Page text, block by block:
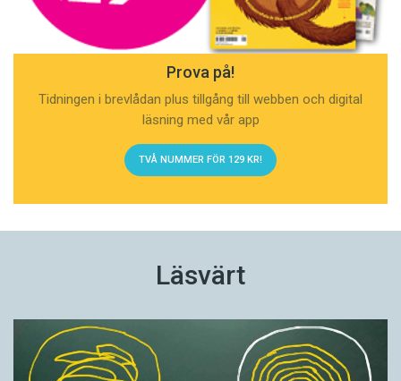
Prova på!
Tidningen i brevlådan plus tillgång till webben och digital
läsning med vår app
TVÅ NUMMER FÖR 129 KR!
Läsvärt